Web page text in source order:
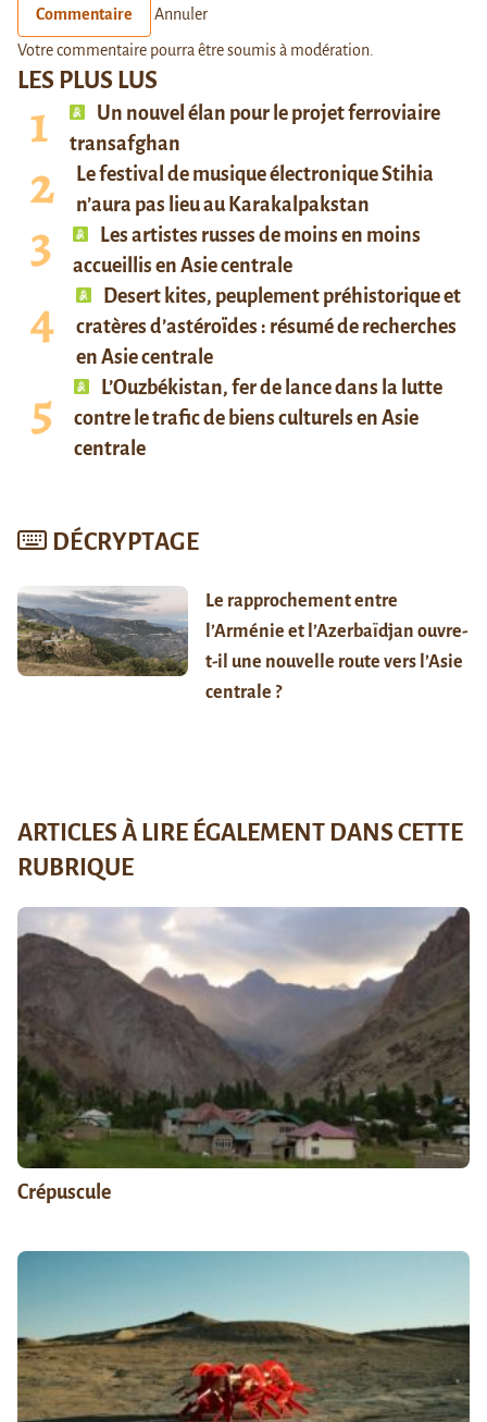
LES PLUS LUS
Un nouvel élan pour le projet ferroviaire
transafghan
Le festival de musique électronique Stihia
n’aura pas lieu au Karakalpakstan
Les artistes russes de moins en moins
accueillis en Asie centrale
Desert kites, peuplement préhistorique et
cratères d’astéroïdes : résumé de recherches
en Asie centrale
L’Ouzbékistan, fer de lance dans la lutte
contre le trafic de biens culturels en Asie
centrale
DÉCRYPTAGE
Le rapprochement entre
l’Arménie et l’Azerbaïdjan ouvre-
t-il une nouvelle route vers l’Asie
centrale ?
Commentaire Annuler
Votre commentaire pourra être soumis à modération.
ARTICLES À LIRE ÉGALEMENT DANS CETTE
RUBRIQUE
Crépuscule